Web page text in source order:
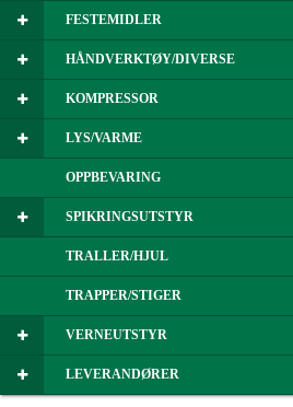
FESTEMIDLER
HÅNDVERKTØY/DIVERSE
KOMPRESSOR
LYS/VARME
OPPBEVARING
SPIKRINGSUTSTYR
TRALLER/HJUL
TRAPPER/STIGER
VERNEUTSTYR
LEVERANDØRER